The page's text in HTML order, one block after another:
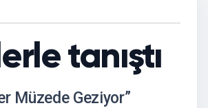
tanıştı
Müzede Geziyor”